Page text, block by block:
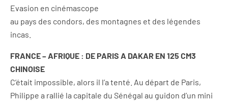
Evasion en cinémascope
au pays des condors, des montagnes et des légendes
incas.
FRANCE – AFRIQUE : DE PARIS A DAKAR EN 125 CM3
CHINOISE
C’était impossible, alors il l’a tenté. Au départ de Paris,
Philippe a rallié la capitale du Sénégal au guidon d’un mini